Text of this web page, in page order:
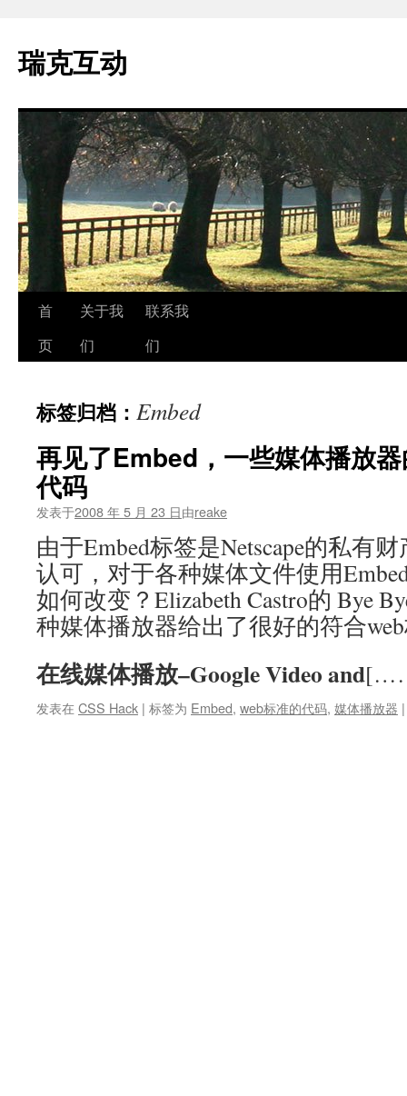
瑞克互动
跳
至
文
首
页
关于我
们
联系我
们
标签归档： Embed
再见了Embed，一些媒体播放
代码
发表于2008 年 5 月 23 日由reake
由于Embed标签是Netscape的私有
认可，对于各种媒体文件使用
如何改变？Elizabeth Castro的 Bye
种媒体播放器给出了很好的符合
在线媒体播放–Google Video and
发表在 CSS Hack | 标签为 Embed, web标准的代码, 媒体播放器 |